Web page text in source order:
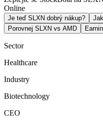
Online
Je teď SLXN dobrý nákup?
Porovnej SLXN vs AMD
Sector
Healthcare
Industry
Biotechnology
CEO